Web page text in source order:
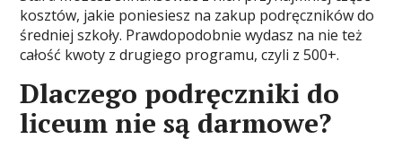
kosztów, jakie poniesiesz na zakup podręczników do
średniej szkoły. Prawdopodobnie wydasz na nie też
całość kwoty z drugiego programu, czyli z 500+.
Dlaczego podręczniki do
liceum nie są darmowe?